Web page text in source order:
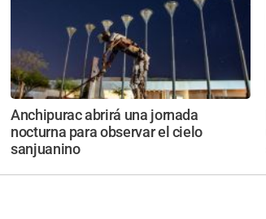
Anchipurac abrirá una jornada
nocturna para observar el cielo
sanjuanino